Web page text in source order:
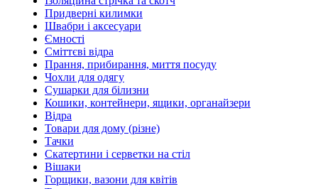
Придверні килимки
Швабри і аксесуари
Ємності
Сміттєві відра
Прання, прибирання, миття посуду
Чохли для одягу
Сушарки для білизни
Кошики, контейнери, ящики, органайзери
Відра
Товари для дому (різне)
Тачки
Скатертини і серветки на стіл
Вішаки
Горщики, вазони для квітів